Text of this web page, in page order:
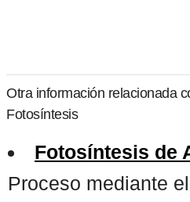
Otra información relacionada
Fotosíntesis
Fotosíntesis de
Proceso mediante